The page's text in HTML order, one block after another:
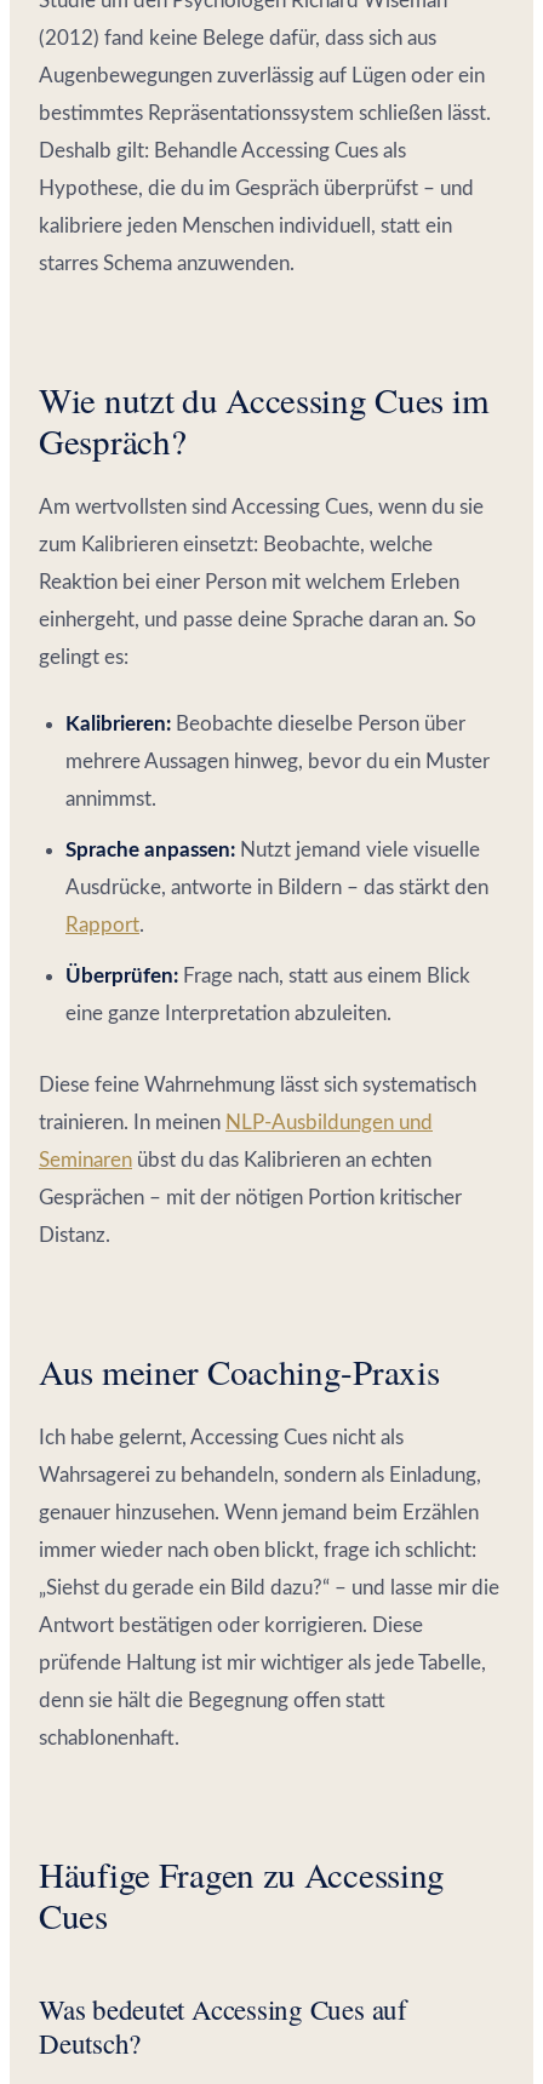
(2012) fand keine Belege dafür, dass sich aus
Augenbewegungen zuverlässig auf Lügen oder ein
bestimmtes Repräsentationssystem schließen lässt.
Deshalb gilt: Behandle Accessing Cues als
Hypothese, die du im Gespräch überprüfst – und
kalibriere jeden Menschen individuell, statt ein
starres Schema anzuwenden.
Wie nutzt du Accessing Cues im
Gespräch?
Am wertvollsten sind Accessing Cues, wenn du sie
zum Kalibrieren einsetzt: Beobachte, welche
Reaktion bei einer Person mit welchem Erleben
einhergeht, und passe deine Sprache daran an. So
gelingt es:
Kalibrieren: Beobachte dieselbe Person über
mehrere Aussagen hinweg, bevor du ein Muster
annimmst.
Sprache anpassen: Nutzt jemand viele visuelle
Ausdrücke, antworte in Bildern – das stärkt den
Rapport.
Überprüfen: Frage nach, statt aus einem Blick
eine ganze Interpretation abzuleiten.
Diese feine Wahrnehmung lässt sich systematisch
trainieren. In meinen NLP-Ausbildungen und
Seminaren übst du das Kalibrieren an echten
Gesprächen – mit der nötigen Portion kritischer
Distanz.
Aus meiner Coaching-Praxis
Ich habe gelernt, Accessing Cues nicht als
Wahrsagerei zu behandeln, sondern als Einladung,
genauer hinzusehen. Wenn jemand beim Erzählen
immer wieder nach oben blickt, frage ich schlicht:
„Siehst du gerade ein Bild dazu?“ – und lasse mir die
Antwort bestätigen oder korrigieren. Diese
prüfende Haltung ist mir wichtiger als jede Tabelle,
denn sie hält die Begegnung offen statt
schablonenhaft.
Häufige Fragen zu Accessing
Cues
Was bedeutet Accessing Cues auf
Deutsch?